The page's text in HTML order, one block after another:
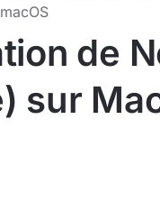
macOS
de
sur